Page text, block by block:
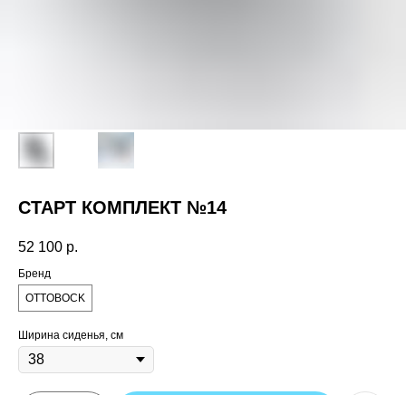
СТАРТ КОМПЛЕКТ №14
52 100 р.
Бренд
OTTOBOCK
Ширина сиденья, см